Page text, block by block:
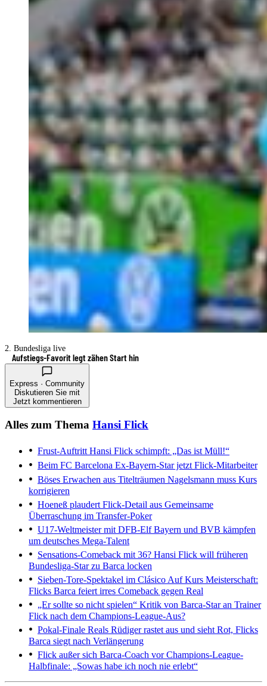
2. Bundesliga live
Aufstiegs-Favorit legt zähen Start hin
Express · Community
Diskutieren Sie mit
Jetzt kommentieren
Alles zum Thema Hansi Flick
Frust-Auftritt Hansi Flick schimpft: „Das ist Müll!“
Beim FC Barcelona Ex-Bayern-Star jetzt Flick-Mitarbeiter
Böses Erwachen aus Titelträumen Nagelsmann muss Kurs
korrigieren
Hoeneß plaudert Flick-Detail aus Gemeinsame
Überraschung im Transfer-Poker
U17-Weltmeister mit DFB-ElfBayern und BVB kämpfen
um deutsches Mega-Talent
Sensations-Comeback mit 36? Hansi Flick will früheren
Bundesliga-Star zu Barca locken
Sieben-Tore-Spektakel im Clásico Auf Kurs Meisterschaft:
Flicks Barca feiert irres Comeback gegen Real
„Er sollte so nicht spielen“ Kritik von Barca-Star an Trainer
Flick nach dem Champions-League-Aus?
Pokal-Finale Reals Rüdiger rastet aus und sieht Rot, Flicks
Barca siegt nach Verlängerung
Flick außer sich Barca-Coach vor Champions-League-
Halbfinale: „Sowas habe ich noch nie erlebt“